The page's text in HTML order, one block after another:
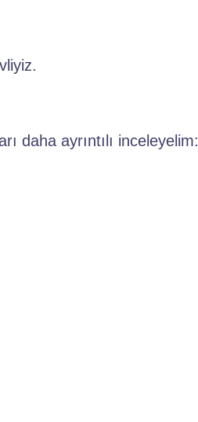
daha ayrıntılı inceleyelim: